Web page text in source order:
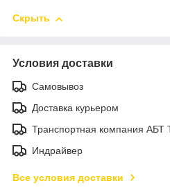
Скрыть
Условия доставки
Самовывоз
Доставка курьером
Транспортная компания АБТ
Индрайвер
Все условия доставки